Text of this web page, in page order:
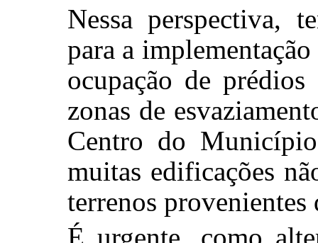
Nessa perspectiva,
para a
ocupação de prédios
zonas de
Centro do
muitas edificações
terrenos provenientes